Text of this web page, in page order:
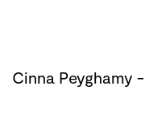
Cinna Peyghamy